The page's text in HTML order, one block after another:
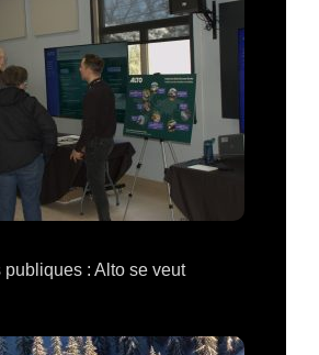
: Alto se veut